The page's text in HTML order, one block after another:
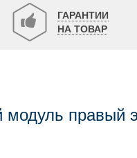
ГАРАНТИИ
НА ТОВАР
модуль правый